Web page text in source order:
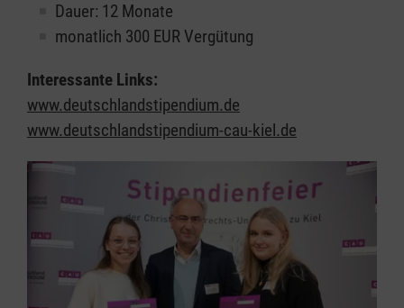
Dauer: 12 Monate
monatlich 300 EUR Vergütung
Interessante Links:
www.deutschlandstipendium.de
www.deutschlandstipendium-cau-kiel.de